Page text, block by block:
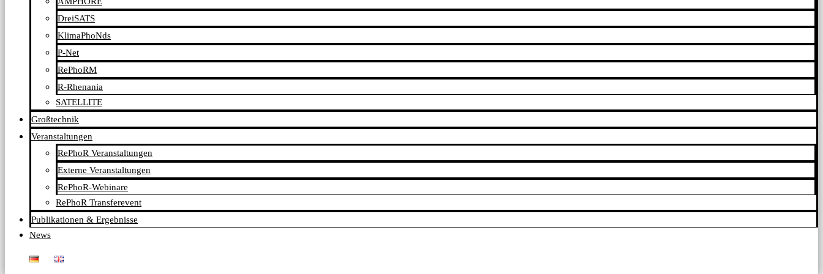
DreiSATS
KlimaPhoNds
P-Net
RePhoRM
R-Rhenania
SATELLITE
Großtechnik
Veranstaltungen
RePhoR Veranstaltungen
Externe Veranstaltungen
RePhoR-Webinare
RePhoR Transferevent
Publikationen & Ergebnisse
News